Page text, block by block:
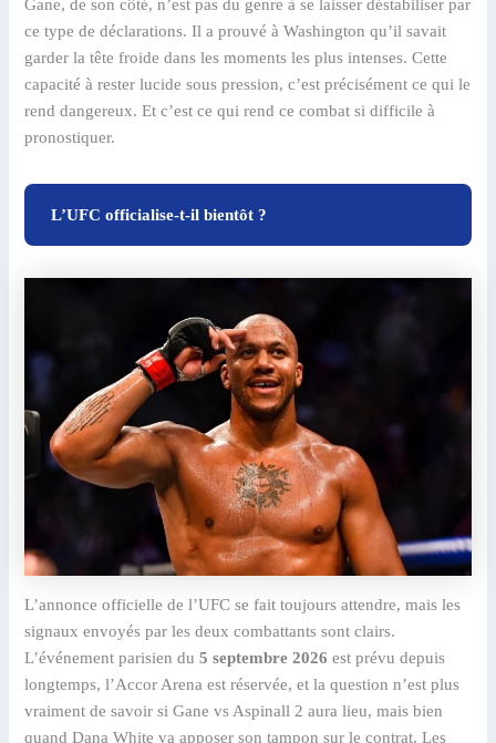
Gane, de son côté, n’est pas du genre à se laisser déstabiliser par
ce type de déclarations. Il a prouvé à Washington qu’il savait
garder la tête froide dans les moments les plus intenses. Cette
capacité à rester lucide sous pression, c’est précisément ce qui le
rend dangereux. Et c’est ce qui rend ce combat si difficile à
pronostiquer.
L’UFC officialise-t-il bientôt ?
L’annonce officielle de l’UFC se fait toujours attendre, mais les
signaux envoyés par les deux combattants sont clairs.
L’événement parisien du5 septembre 2026 est prévu depuis
longtemps, l’Accor Arena est réservée, et la question n’est plus
vraiment de savoir si Gane vs Aspinall 2 aura lieu, mais bien
quand Dana White va apposer son tampon sur le contrat. Les